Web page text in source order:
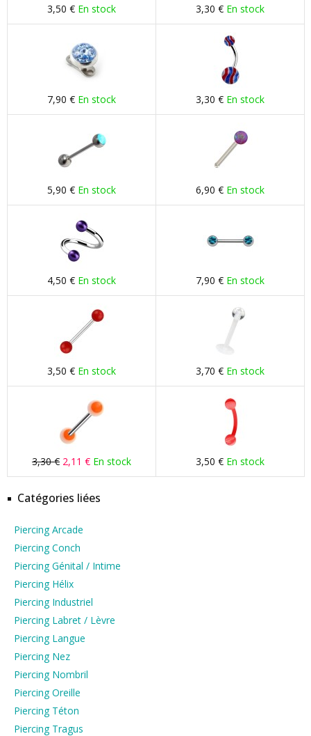
3,50 € En stock 3,30 € En stock
7,90 € En stock 3,30 € En stock
5,90 € En stock 6,90 € En stock
4,50 € En stock 7,90 € En stock
3,50 € En stock 3,70 € En stock
3,30 € 2,11 € En stock 3,50 € En stock
Catégories liées
Piercing Arcade
Piercing Conch
Piercing Génital / Intime
Piercing Hélix
Piercing Industriel
Piercing Labret / Lèvre
Piercing Langue
Piercing Nez
Piercing Nombril
Piercing Oreille
Piercing Téton
Piercing Tragus